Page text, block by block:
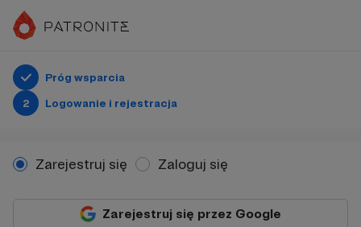
Próg wsparcia
2
Logowanie i rejestracja
Zarejestruj się Zaloguj się
Zarejestruj się przez Google